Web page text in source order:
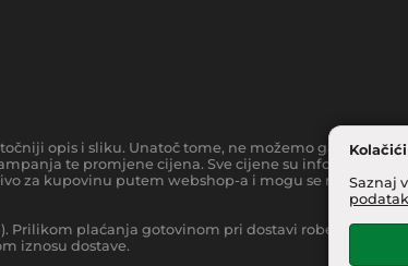
Kolačići
Saznaj
opis i sliku. Unatoč tome, ne možemo garantirati
te promjene cijena. Sve cijene su informativnog
za kupovinu putem webshop-a i mogu se razlikovati
Prilikom plaćanja gotovinom pri dostavi robe na
iznosu dostave.